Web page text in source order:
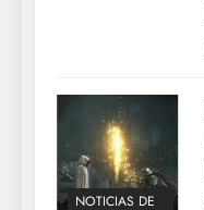
NOTICIAS DE